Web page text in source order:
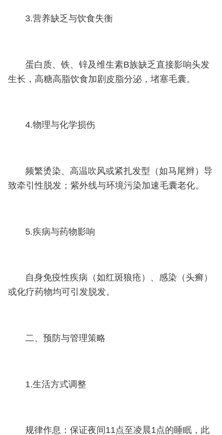
3.营养缺乏与饮食失衡
蛋白质、铁、锌及维生素B族缺乏直接影响头发
生长，高糖高脂饮食加剧皮脂分泌，堵塞毛囊。
4.物理与化学损伤
频繁烫染、高温吹风或紧扎发型（如马尾辫）导
致牵引性脱发；紫外线与环境污染加速毛囊老化。
5.疾病与药物影响
自身免疫性疾病（如红斑狼疮）、感染（头癣）
或化疗药物均可引发脱发。
二、预防与管理策略
1.生活方式调整
规律作息：保证夜间11点至凌晨1点的睡眠，此